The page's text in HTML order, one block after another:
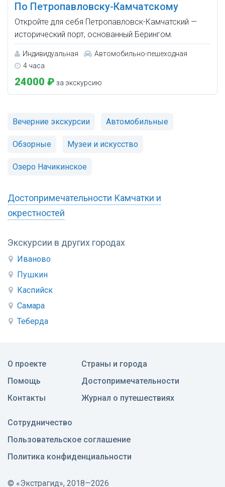
Экскурсии в других городах
Иваново
Пушкин
Каспийск
Самара
Теберда
По Петропавловску-Камчатскому
Откройте для себя Петропавловск-Камчатский —
исторический порт, основанный Берингом.
Индивидуальная
Автомобильно-пешеходная
4 часа
24000 ₽ за экскурсию
Вечерние экскурсии Автомобильные
Обзорные Музеи и искусство
Озеро Начикинское
Достопримечательности Камчатки и
окрестностей
О проекте
Помощь
Контакты
Страны и города
Достопримечательности
Журнал о путешествиях
Сотрудничество
Пользовательское соглашение
Политика конфиденциальности
© «Экстрагид», 2018—2026